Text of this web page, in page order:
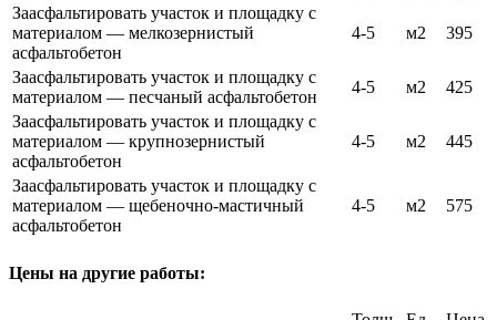
Заасфальтировать участок и площадку с
материалом — мелкозернистый
асфальтобетон
4-5 м2 395
Заасфальтировать участок и площадку с
материалом — песчаный асфальтобетон
4-5 м2
425
Заасфальтировать участок и площадку с
материалом — крупнозернистый
асфальтобетон
4-5 м2 445
Заасфальтировать участок и площадку с
материалом — щебеночно-мастичный
асфальтобетон
4-5 м2 575
Цены на другие работы: